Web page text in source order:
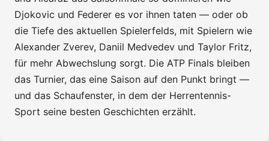
Djokovic und Federer es vor ihnen taten — oder ob
die Tiefe des aktuellen Spielerfelds, mit Spielern wie
Alexander Zverev, Daniil Medvedev und Taylor Fritz,
für mehr Abwechslung sorgt. Die ATP Finals bleiben
das Turnier, das eine Saison auf den Punkt bringt —
und das Schaufenster, in dem der Herrentennis-
Sport seine besten Geschichten erzählt.